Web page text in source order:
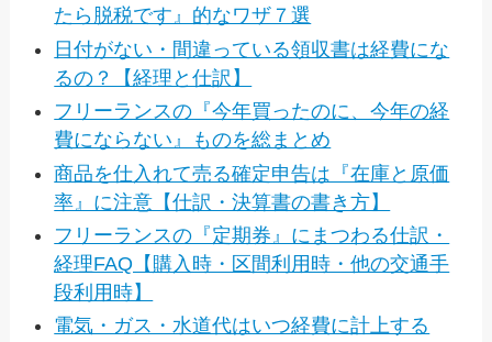
たら脱税です』的なワザ７選
日付がない・間違っている領収書は経費にな
るの？【経理と仕訳】
フリーランスの『今年買ったのに、今年の経
費にならない』ものを総まとめ
商品を仕入れて売る確定申告は『在庫と原価
率』に注意【仕訳・決算書の書き方】
フリーランスの『定期券』にまつわる仕訳・
経理FAQ【購入時・区間利用時・他の交通手
段利用時】
電気・ガス・水道代はいつ経費に計上する